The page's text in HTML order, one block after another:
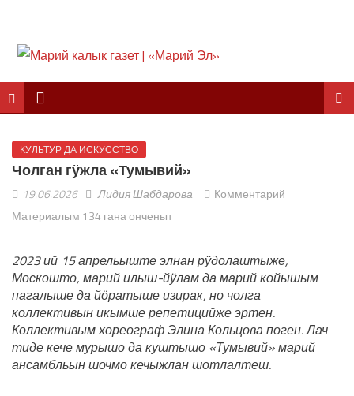
КУЛЬТУР ДА ИСКУССТВО
Чолган гӱжла «Тумывий»
19.06.2026 Лидия Шабдарова
Комментарий
Материалым 134 гана онченыт
2023 ий 15 апрельыште элнан рӱдолаштыже,
Москошто, марий илыш-йӱлам да марий койышым
пагалыше да йӧратыше изирак, но чолга
коллективын икымше репетицийже эртен.
Коллективым хореограф Элина Кольцова поген. Лач
тиде кече мурышо да куштышо «Тумывий» марий
ансамбльын шочмо кечыжлан шотлалтеш.